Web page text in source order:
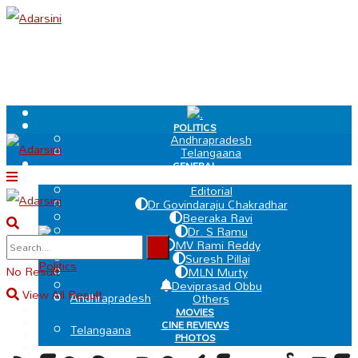
.
POLITICS
Andhrapradesh
Telangaana
GENERAL
Editorial
Dr Govindaraju Chakradhar
Beeraka Ravi
Dr. S Ramu
MV Rami Reddy
Suresh Pillai
MLN Murty
Deviprasad Obbu
Others
MOVIES
CINE REVIEWS
PHOTOS
VIDEOS
.
Politics
Andhrapradesh
Telangaana
No Result
View All Result